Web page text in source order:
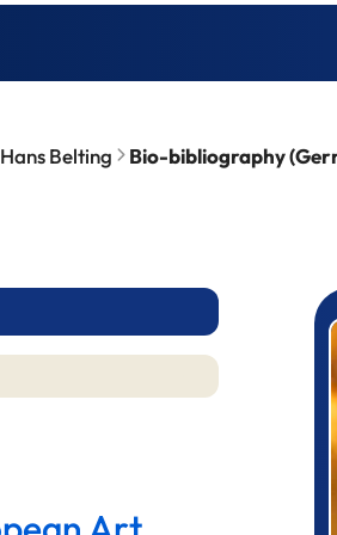
Hans Belting Bio-bibliography